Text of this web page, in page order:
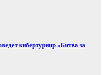
кибертурнир «Битва за